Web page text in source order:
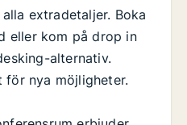
extradetaljer. Boka
eller kom på drop in
alternativ.
för nya möjligheter.